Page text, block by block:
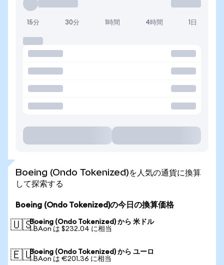
15分 30分 1時間 4時間 1日
Boeing (Ondo Tokenized)を人気の通貨に換算
して探索する
Boeing (Ondo Tokenized)の今日の換算価格
🇺🇸Boeing (Ondo Tokenized) から 米ドル
1 BAon は $232.04 に相当
🇪🇺Boeing (Ondo Tokenized) から ユーロ
1 BAon は €201.36 に相当